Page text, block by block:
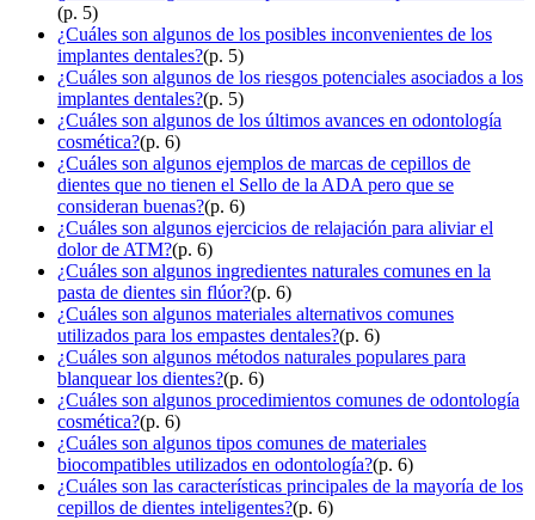
(p. 5)
¿Cuáles son algunos de los posibles inconvenientes de los
implantes dentales?(p. 5)
¿Cuáles son algunos de los riesgos potenciales asociados a los
implantes dentales?(p. 5)
¿Cuáles son algunos de los últimos avances en odontología
cosmética?(p. 6)
¿Cuáles son algunos ejemplos de marcas de cepillos de
dientes que no tienen el Sello de la ADA pero que se
consideran buenas?(p. 6)
¿Cuáles son algunos ejercicios de relajación para aliviar el
dolor de ATM?(p. 6)
¿Cuáles son algunos ingredientes naturales comunes en la
pasta de dientes sin flúor?(p. 6)
¿Cuáles son algunos materiales alternativos comunes
utilizados para los empastes dentales?(p. 6)
¿Cuáles son algunos métodos naturales populares para
blanquear los dientes?(p. 6)
¿Cuáles son algunos procedimientos comunes de odontología
cosmética?(p. 6)
¿Cuáles son algunos tipos comunes de materiales
biocompatibles utilizados en odontología?(p. 6)
¿Cuáles son las características principales de la mayoría de los
cepillos de dientes inteligentes?(p. 6)